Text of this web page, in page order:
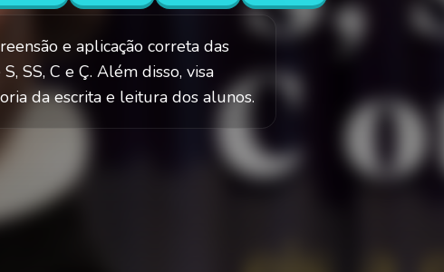
e aplicação correta das
SS, C e Ç. Além disso, visa
da escrita e leitura dos alunos.